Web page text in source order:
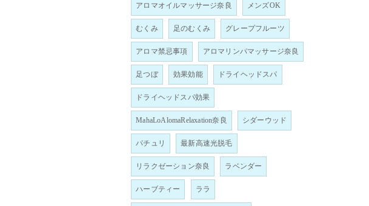
アロマオイルマッサージ奈良 メンズOK
むくみ 足のむくみ グレープフルーツ
アロマ禁忌事項 アロマリンパマッサージ奈良
足つぼ 効果効能 ドライヘッドスパ
ドライヘッドスパ効果
MahaLoAlomaRelaxation奈良 シダーウッド
パチュリ 最新高速光脱毛
リラクゼーション奈良 ラベンダー
ハーブティー ララ